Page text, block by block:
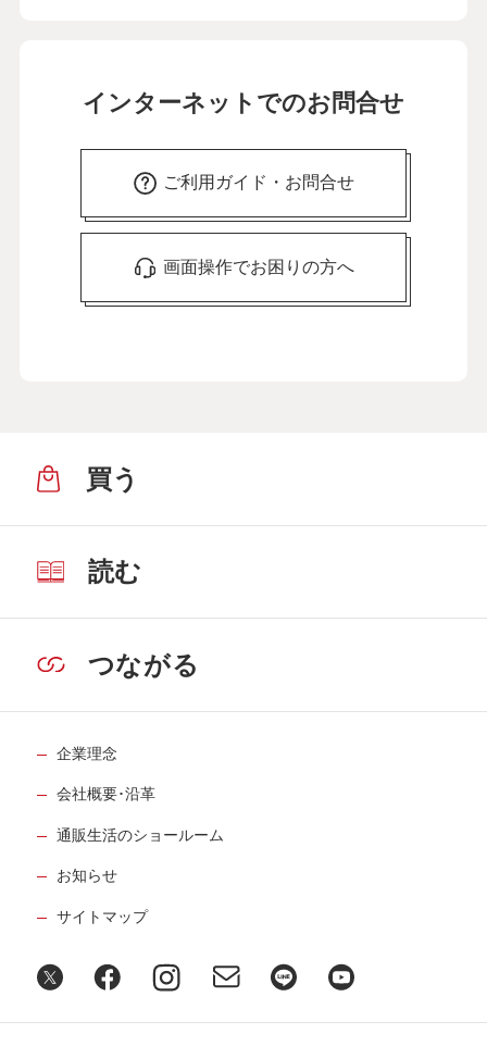
インターネットでのお問合せ
ご利用ガイド・お問合せ
画面操作でお困りの方へ
買う
読む
つながる
企業理念
会社概要･沿革
通販生活のショールーム
お知らせ
サイトマップ